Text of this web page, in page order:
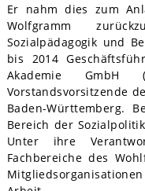
Er nahm dies zum
Wolfgramm
Sozialpädagogik und
bis 2014
Akademie
Vorstandsvorsitzende
Baden-Württemberg.
Bereich der
Unter ihre
Fachbereiche des